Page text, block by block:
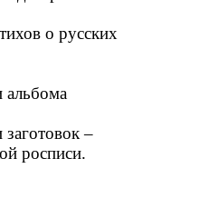
о русских
альбома
заготовок –
росписи.